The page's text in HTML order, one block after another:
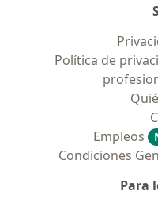
Política de
Empleos
Condiciones
Para